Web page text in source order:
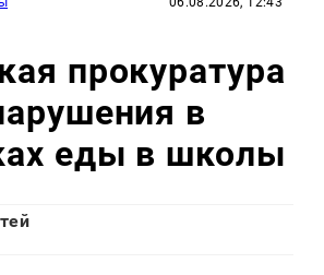
прокуратура
в
еды в школы